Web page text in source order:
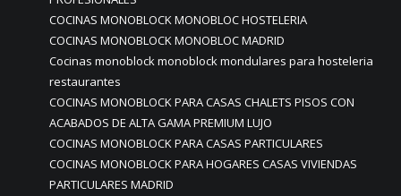
COCINAS MONOBLOCK MONOBLOC HOSTELERIA
COCINAS MONOBLOCK MONOBLOC MADRID
Cocinas monoblock monoblock mondulares para hosteleria
restaurantes
COCINAS MONOBLOCK PARA CASAS CHALETS PISOS CON
ACABADOS DE ALTA GAMA PREMIUM LUJO
COCINAS MONOBLOCK PARA CASAS PARTICULARES
COCINAS MONOBLOCK PARA HOGARES CASAS VIVIENDAS
PARTICULARES MADRID